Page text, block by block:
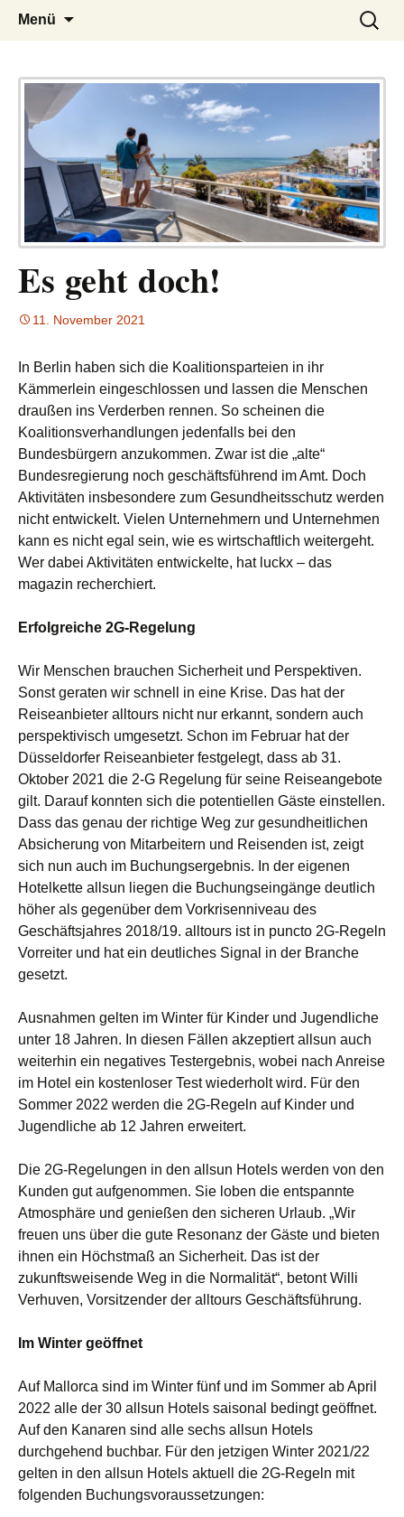
LUCKX
– das Magazin
Menü
Suchen
nach:
Es geht doch!
11. November 2021
In Berlin haben sich die Koalitionsparteien in ihr
Kämmerlein eingeschlossen und lassen die Menschen
draußen ins Verderben rennen. So scheinen die
Koalitionsverhandlungen jedenfalls bei den
Bundesbürgern anzukommen. Zwar ist die „alte“
Bundesregierung noch geschäftsführend im Amt. Doch
Aktivitäten insbesondere zum Gesundheitsschutz werden
nicht entwickelt. Vielen Unternehmern und Unternehmen
kann es nicht egal sein, wie es wirtschaftlich weitergeht.
Wer dabei Aktivitäten entwickelte, hat luckx – das
magazin recherchiert.
Erfolgreiche 2G-Regelung
Wir Menschen brauchen Sicherheit und Perspektiven.
Sonst geraten wir schnell in eine Krise. Das hat der
Reiseanbieter alltours nicht nur erkannt, sondern auch
perspektivisch umgesetzt. Schon im Februar hat der
Düsseldorfer Reiseanbieter festgelegt, dass ab 31.
Oktober 2021 die 2-G Regelung für seine Reiseangebote
gilt. Darauf konnten sich die potentiellen Gäste einstellen.
Dass das genau der richtige Weg zur gesundheitlichen
Absicherung von Mitarbeitern und Reisenden ist, zeigt
sich nun auch im Buchungsergebnis. In der eigenen
Hotelkette allsun liegen die Buchungseingänge deutlich
höher als gegenüber dem Vorkrisenniveau des
Geschäftsjahres 2018/19. alltours ist in puncto 2G-Regeln
Vorreiter und hat ein deutliches Signal in der Branche
gesetzt.
Ausnahmen gelten im Winter für Kinder und Jugendliche
unter 18 Jahren. In diesen Fällen akzeptiert allsun auch
weiterhin ein negatives Testergebnis, wobei nach Anreise
im Hotel ein kostenloser Test wiederholt wird. Für den
Sommer 2022 werden die 2G-Regeln auf Kinder und
Jugendliche ab 12 Jahren erweitert.
Die 2G-Regelungen in den allsun Hotels werden von den
Kunden gut aufgenommen. Sie loben die entspannte
Atmosphäre und genießen den sicheren Urlaub. „Wir
freuen uns über die gute Resonanz der Gäste und bieten
ihnen ein Höchstmaß an Sicherheit. Das ist der
zukunftsweisende Weg in die Normalität“, betont Willi
Verhuven, Vorsitzender der alltours Geschäftsführung.
Im Winter geöffnet
Auf Mallorca sind im Winter fünf und im Sommer ab April
2022 alle der 30 allsun Hotels saisonal bedingt geöffnet.
Auf den Kanaren sind alle sechs allsun Hotels
durchgehend buchbar. Für den jetzigen Winter 2021/22
gelten in den allsun Hotels aktuell die 2G-Regeln mit
folgenden Buchungsvoraussetzungen: